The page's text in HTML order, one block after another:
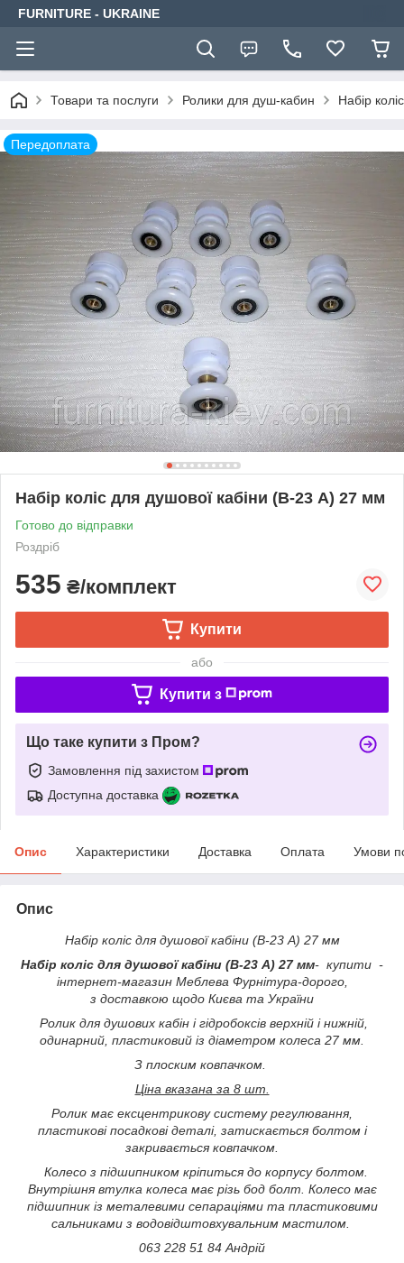
FURNITURE - UKRAINE
Товари та послуги Ролики для душ-кабин Набір
Передоплата
Набір коліс для душової кабіни (В-23 А) 27 мм
Готово до відправки
Роздріб
535 ₴/комплект
Купити
або
Купити з
Що таке купити з Пром?
Замовлення під захистом
Доступна доставка
Опис Характеристики Доставка Оплата Умови
Опис
Набір коліс для душової кабіни (В-23 А) 27 мм
Набір коліс для душової кабіни (В-23 А) 27 мм- купити -
інтернет-магазин Меблева Фурнітура-дорого,
з доставкою щодо Києва та України
Ролик для душових кабін і гідробоксів верхній і нижній,
одинарний, пластиковий із діаметром колеса 27 мм.
З плоским ковпачком.
Ціна вказана за 8 шт.
Ролик має ексцентрикову систему регулювання,
пластикові посадкові деталі, затискається болтом і
закривається ковпачком.
Колесо з підшипником кріпиться до корпусу болтом.
Внутрішня втулка колеса має різь бод болт. Колесо має
підшипник із металевими сепараціями та пластиковими
сальниками з водовідштовхувальним мастилом.
063 228 51 84 Андрій